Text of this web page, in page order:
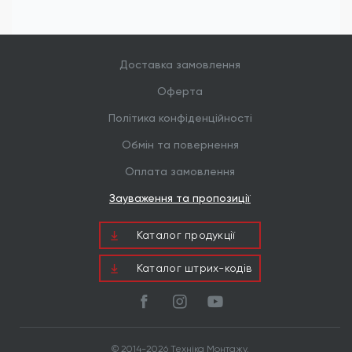
Доставка замовлення
Оферта
Політика конфіденційності
Обмін та повернення
Оплата замовлення
Зауваження та пропозиції
Каталог продукцiї
Каталог штрих-кодів
© 2014-2026 Техніка Монтажу.